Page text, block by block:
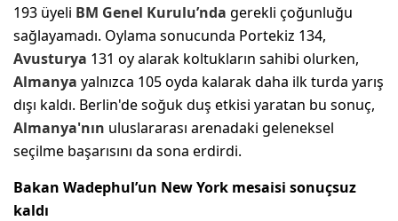
193 üyeli BM Genel Kurulu’nda gerekli çoğunluğu
sağlayamadı. Oylama sonucunda Portekiz 134,
Avusturya 131 oy alarak koltukların sahibi olurken,
Almanya yalnızca 105 oyda kalarak daha ilk turda yarış
dışı kaldı. Berlin'de soğuk duş etkisi yaratan bu sonuç,
Almanya'nın uluslararası arenadaki geleneksel
seçilme başarısını da sona erdirdi.
Bakan Wadephul’un New York mesaisi sonuçsuz
kaldı